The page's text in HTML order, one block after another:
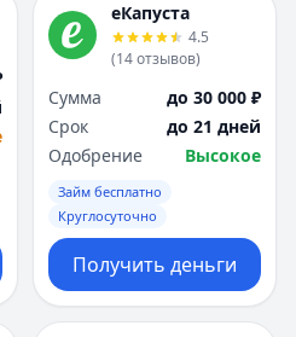
еКапуста
4.5
(14отзывов)
Сумма
до 30 000 ₽
Срок
до 21 дней
Одобрение
Высокое
Займ бесплатно
Круглосуточно
Получить деньги